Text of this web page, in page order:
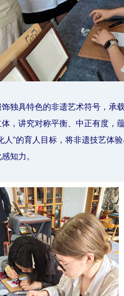
独具特色的非遗艺术符号，承
，讲究对称平衡、中正有度，
人”的育人目标，将非遗技艺体
知力。